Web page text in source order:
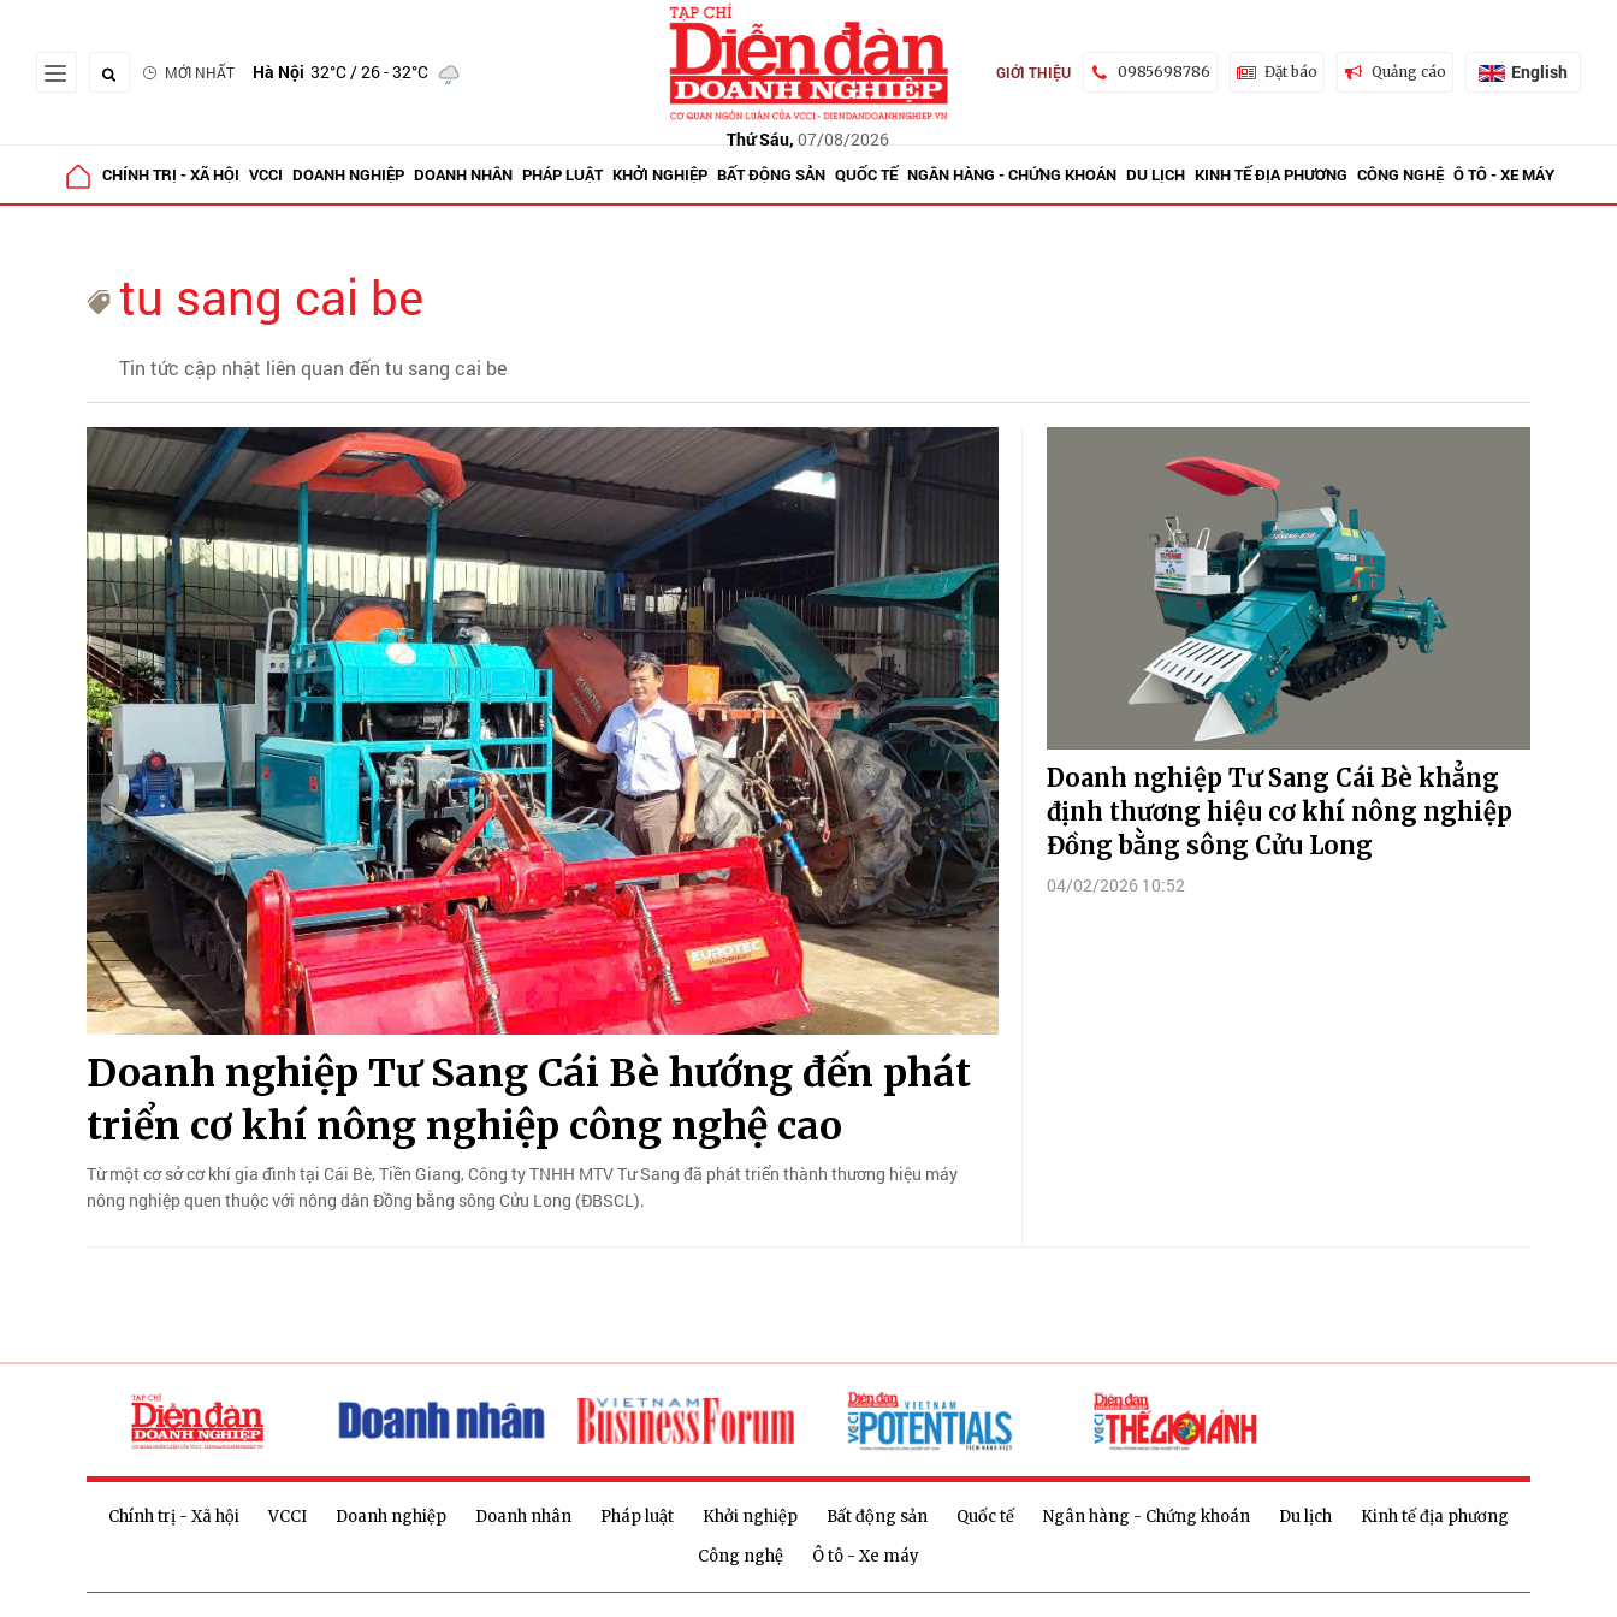
MỚI NHẤT Hà Nội 32°C/ 26 - 32°C
Thứ Sáu, 07/08/2026
GIỚI THIỆU 0985698786 Đặt báo Quảng cáo English
CHÍNH TRỊ - XÃ HỘI VCCI DOANH NGHIỆP DOANH NHÂN PHÁP LUẬT KHỞI NGHIỆP BẤT ĐỘNG SẢN QUỐC TẾ NGÂN HÀNG - CHỨNG KHOÁN DU LỊCH KINH TẾ ĐỊA PHƯƠNG CÔNG NGHỆ Ô TÔ - XE MÁY
tu sang cai be
Tin tức cập nhật liên quan đến tu sang cai be
Doanh nghiệp Tư Sang Cái Bè hướng đến phát
triển cơ khí nông nghiệp công nghệ cao
Từ một cơ sở cơ khí gia đình tại Cái Bè, Tiền Giang, Công ty TNHH MTV Tư Sang đã phát triển thành thương hiệu máy
nông nghiệp quen thuộc với nông dân Đồng bằng sông Cửu Long (ĐBSCL).
Doanh nghiệp Tư Sang Cái Bè khẳng
định thương hiệu cơ khí nông nghiệp
Đồng bằng sông Cửu Long
04/02/2026 10:52
Chính trị - Xã hội VCCI Doanh nghiệp Doanh nhân Pháp luật Khởi nghiệp Bất động sản Quốc tế Ngân hàng - Chứng khoán Du lịch
Kinh tế địa phương
Công nghệ
Ô tô - Xe máy